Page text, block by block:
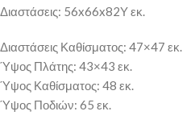
Διαστάσεις: 56x66x82Υ εκ.
Διαστάσεις Καθίσματος: 47×47 εκ.
Ύψος Πλάτης: 43×43 εκ.
Ύψος Καθίσματος: 48 εκ.
Ύψος Ποδιών: 65 εκ.